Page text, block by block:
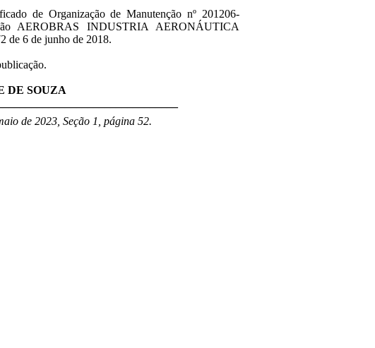
de Organização de Manutenção nº 201206-
AEROBRAS INDUSTRIA AERONÁUTICA
de 6 de junho de 2018.
DE SOUZA
de 2023, Seção 1, página 52.